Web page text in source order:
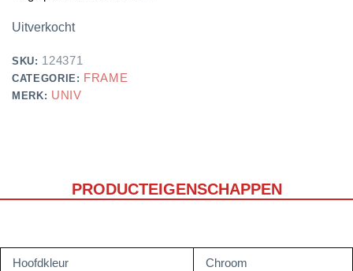
Uitverkocht
SKU: 124371
CATEGORIE: FRAME
MERK: UNIV
PRODUCTEIGENSCHAPPEN
Hoofdkleur Chroom